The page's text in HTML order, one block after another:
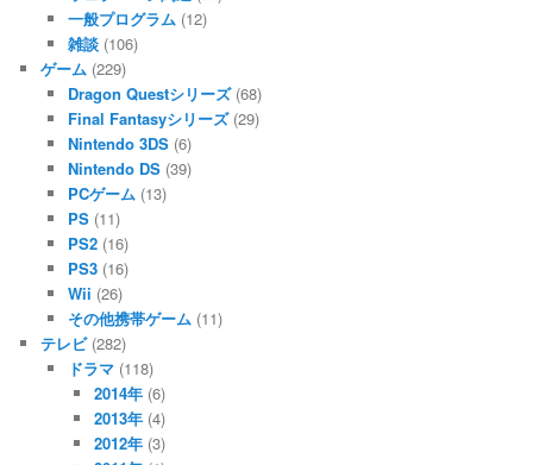
一般プログラム(12)
雑談(106)
ゲーム (229)
Dragon Questシリーズ(68)
Final Fantasyシリーズ(29)
Nintendo 3DS(6)
Nintendo DS(39)
PCゲーム(13)
PS(11)
PS2(16)
PS3(16)
Wii (26)
その他携帯ゲーム(11)
テレビ(282)
ドラマ(118)
2014年 (6)
2013年 (4)
2012年 (3)